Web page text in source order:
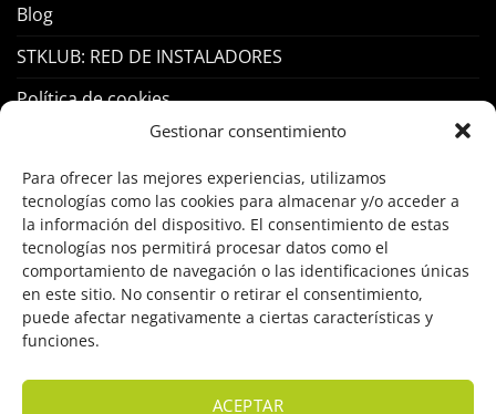
Gestionar consentimiento
Para ofrecer las mejores experiencias, utilizamos
tecnologías como las cookies para almacenar y/o acceder a
la información del dispositivo. El consentimiento de estas
tecnologías nos permitirá procesar datos como el
comportamiento de navegación o las identificaciones únicas
en este sitio. No consentir o retirar el consentimiento,
puede afectar negativamente a ciertas características y
funciones.
ACEPTAR
Blog
STKLUB: RED DE INSTALADORES
Política de cookies
Control Acceso
Hogar Inteligente
Incendio
Intrusión